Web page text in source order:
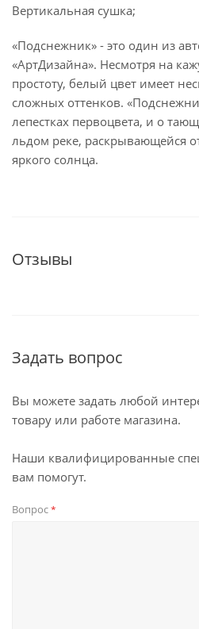
Вертикальная сушка;
«Подснежник» - это один из
«АртДизайна». Несмотря на
простоту, белый цвет имеет
сложных оттенков.
лепестках первоцвета, и о
льдом реке, раскрывающейся
яркого солнца.
Отзывы
Задать вопрос
Вы можете задать любой
товару или работе магазина.
Наши квалифицированные
вам помогут.
Вопрос*